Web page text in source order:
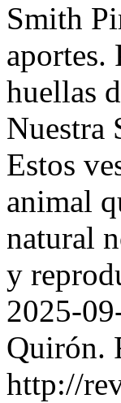
Smith
aportes.
huellas
Nuestra
Estos
animal
natural
y
2025-
Quirón.
http://